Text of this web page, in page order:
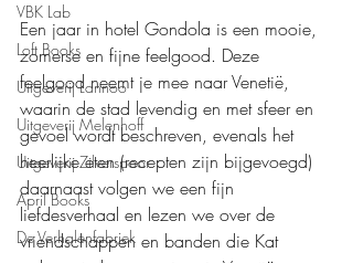
VBK Lab
Loft Books
Uitgeverij Lannoo
Uitgeverij Melenhoff
Uitgeverij Zilverspoor
April Books
De Verhalenfabriek
Een jaar in hotel Gondola is een mooie,
zomerse en fijne feelgood. Deze
feelgood neemt je mee naar Venetië,
waarin de stad levendig en met sfeer en
gevoel wordt beschreven, evenals het
heerlijke eten (recepten zijn bijgevoegd)
daarnaast volgen we een fijn
liefdesverhaal en lezen we over de
vriendschappen en banden die Kat